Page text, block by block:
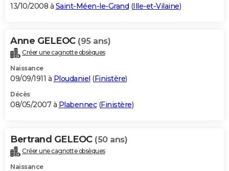
13/10/2008 à Saint-Méen-le-Grand (Ille-et-Vilaine)
Anne GELEOC (95 ans)
Créer une cagnotte obsèques
Naissance
09/09/1911 à Ploudaniel (Finistère)
Décès
08/05/2007 à Plabennec(Finistère)
Bertrand GELEOC (50 ans)
Créer une cagnotte obsèques
Naissance